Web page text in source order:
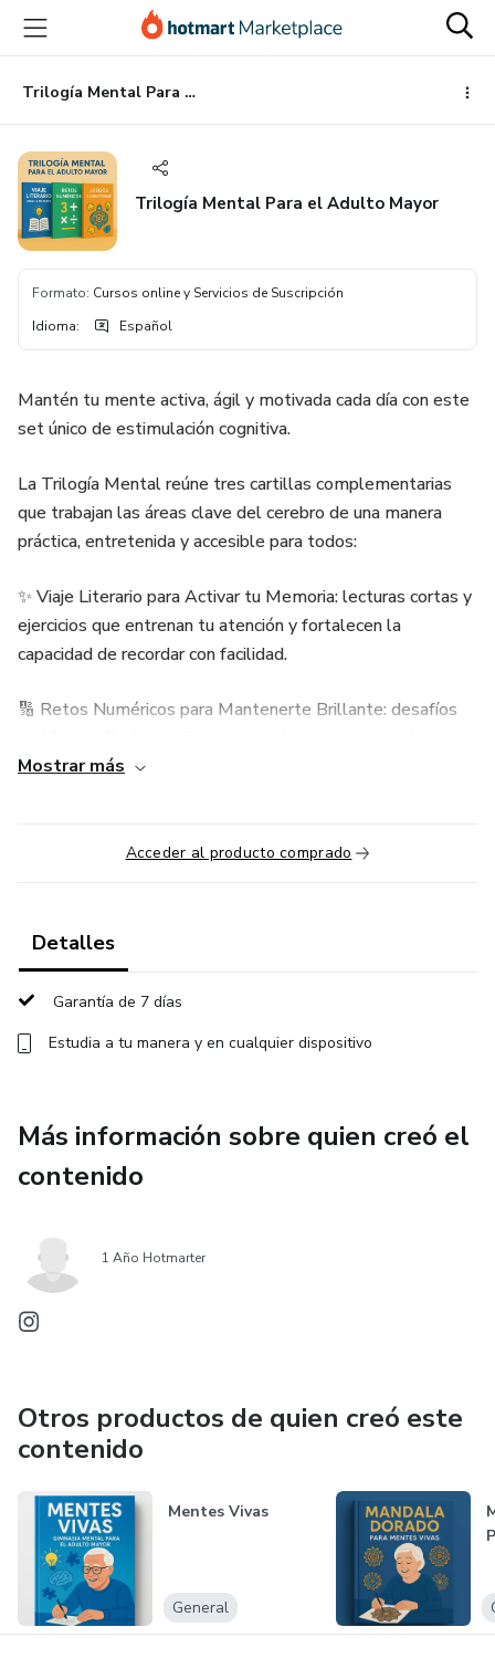
principal
página
de
página
Trilogía Mental Para el Adulto Mayor
Trilogía Mental Para el Adulto Mayor
Formato: Cursos online y Servicios de Suscripción
Idioma: Español
Mantén tu mente activa, ágil y motivada cada día con este
set único de estimulación cognitiva.
La Trilogía Mental reúne tres cartillas complementarias
que trabajan las áreas clave del cerebro de una manera
práctica, entretenida y accesible para todos:
✨ Viaje Literario para Activar tu Memoria: lecturas cortas y
ejercicios que entrenan tu atención y fortalecen la
capacidad de recordar con facilidad.
🔢 Retos Numéricos para Mantenerte Brillante: desafíos
matemáticas en un juego estimulante.
🎨 Juegos y Retos para una Mente Activa: sudokus, trivias,
mandalas y actividades variadas que despiertan tu
creatividad y mantienen tu ingenio vivo.
Con esta colección tendrás una experiencia completa para
ejercitar tu memoria, tu lógica y tu creatividad desde la
comodidad de tu casa, disfrutando cada página como un
regalo significativo y lleno de valor.
Mostrar más
Acceder al producto comprado
Detalles
Garantía de 7 días
Estudia a tu manera y en cualquier dispositivo
Más información sobre quien creó el
contenido
1 Año Hotmarter
Otros productos de quien creó este
contenido
Mentes Vivas
General